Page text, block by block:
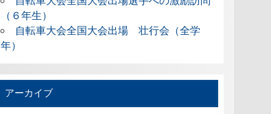
（６年生）
自転車大会全国大会出場 壮行会（全学
年）
アーカイブ